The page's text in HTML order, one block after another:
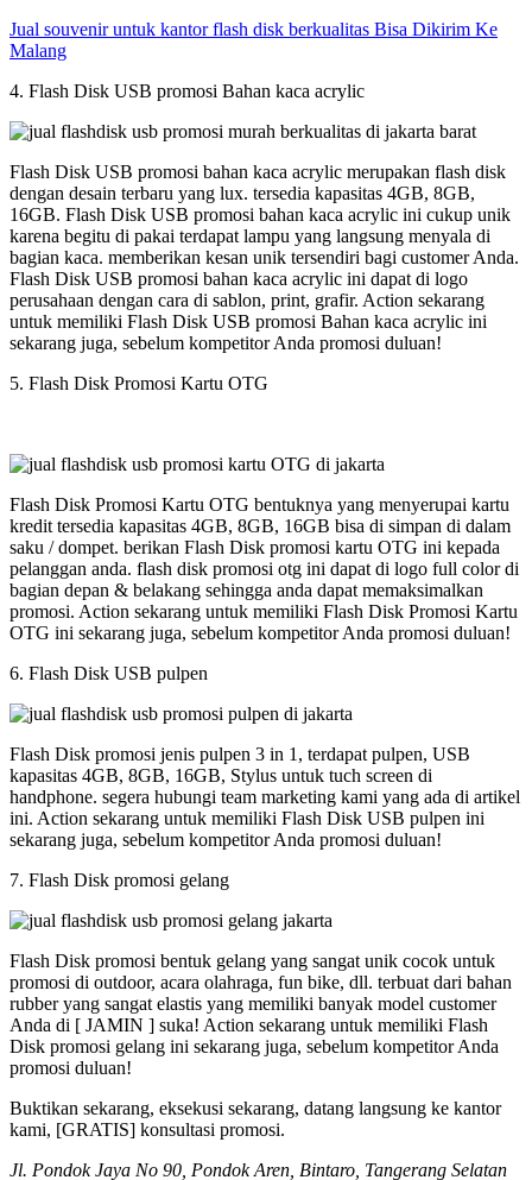
Jual souvenir untuk kantor flash disk berkualitas Bisa Dikirim Ke
Malang
4. Flash Disk USB promosi Bahan kaca acrylic
Flash Disk USB promosi bahan kaca acrylic merupakan flash disk
dengan desain terbaru yang lux. tersedia kapasitas 4GB, 8GB,
16GB. Flash Disk USB promosi bahan kaca acrylic ini cukup unik
karena begitu di pakai terdapat lampu yang langsung menyala di
bagian kaca. memberikan kesan unik tersendiri bagi customer Anda.
Flash Disk USB promosi bahan kaca acrylic ini dapat di logo
perusahaan dengan cara di sablon, print, grafir. Action sekarang
untuk memiliki Flash Disk USB promosi Bahan kaca acrylic ini
sekarang juga, sebelum kompetitor Anda promosi duluan!
5. Flash Disk Promosi Kartu OTG
Flash Disk Promosi Kartu OTG bentuknya yang menyerupai kartu
kredit tersedia kapasitas 4GB, 8GB, 16GB bisa di simpan di dalam
saku / dompet. berikan Flash Disk promosi kartu OTG ini kepada
pelanggan anda. flash disk promosi otg ini dapat di logo full color di
bagian depan & belakang sehingga anda dapat memaksimalkan
promosi. Action sekarang untuk memiliki Flash Disk Promosi Kartu
OTG ini sekarang juga, sebelum kompetitor Anda promosi duluan!
6. Flash Disk USB pulpen
Flash Disk promosi jenis pulpen 3 in 1, terdapat pulpen, USB
kapasitas 4GB, 8GB, 16GB, Stylus untuk tuch screen di
handphone. segera hubungi team marketing kami yang ada di artikel
ini. Action sekarang untuk memiliki Flash Disk USB pulpen ini
sekarang juga, sebelum kompetitor Anda promosi duluan!
7. Flash Disk promosi gelang
Flash Disk promosi bentuk gelang yang sangat unik cocok untuk
promosi di outdoor, acara olahraga, fun bike, dll. terbuat dari bahan
rubber yang sangat elastis yang memiliki banyak model customer
Anda di [ JAMIN ] suka! Action sekarang untuk memiliki Flash
Disk promosi gelang ini sekarang juga, sebelum kompetitor Anda
promosi duluan!
Buktikan sekarang, eksekusi sekarang, datang langsung ke kantor
kami, [GRATIS] konsultasi promosi.
Jl. Pondok Jaya No 90, Pondok Aren, Bintaro, Tangerang Selatan